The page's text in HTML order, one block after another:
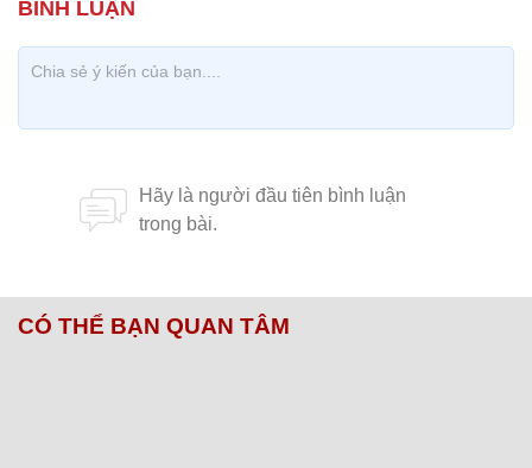
CÓ THỂ BẠN QUAN TÂM